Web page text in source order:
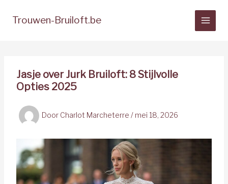
naarTrouwen-Bruiloft.be
Jasje over Jurk Bruiloft: 8 Stijlvolle
Opties 2025
Door Charlot Marcheterre / mei 18, 2026